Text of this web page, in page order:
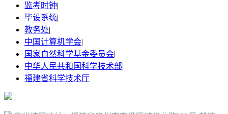
监考时钟|
毕设系统|
教务处|
中国计算机学会|
国家自然科学基金委员会|
中华人民共和国科学技术部|
福建省科学技术厅